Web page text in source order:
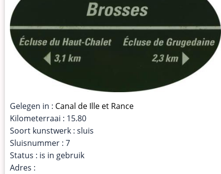
Gelegen in : Canal de Ille et Rance
Kilometerraai : 15.80
Soort kunstwerk : sluis
Sluisnummer : 7
Status : is in gebruik
Adres :